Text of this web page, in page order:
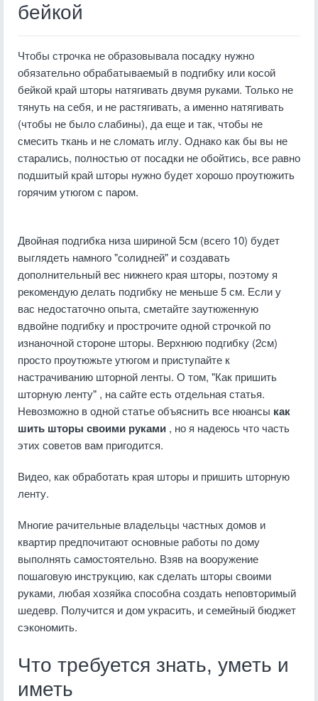
бейкой
Чтобы строчка не образовывала посадку нужно
обязательно обрабатываемый в подгибку или косой
бейкой край шторы натягивать двумя руками. Только не
тянуть на себя, и не растягивать, а именно натягивать
(чтобы не было слабины), да еще и так, чтобы не
смесить ткань и не сломать иглу. Однако как бы вы не
старались, полностью от посадки не обойтись, все равно
подшитый край шторы нужно будет хорошо проутюжить
горячим утюгом с паром.
Двойная подгибка низа шириной 5см (всего 10) будет
выглядеть намного "солидней" и создавать
дополнительный вес нижнего края шторы, поэтому я
рекомендую делать подгибку не меньше 5 см. Если у
вас недостаточно опыта, сметайте заутюженную
вдвойне подгибку и прострочите одной строчкой по
изнаночной стороне шторы. Верхнюю подгибку (2см)
просто проутюжьте утюгом и приступайте к
настрачиванию шторной ленты. О том, "Как пришить
шторную ленту" , на сайте есть отдельная статья.
Невозможно в одной статье объяснить все нюансы как
шить шторы своими руками , но я надеюсь что часть
этих советов вам пригодится.
Видео, как обработать края шторы и пришить шторную
ленту.
Многие рачительные владельцы частных домов и
квартир предпочитают основные работы по дому
выполнять самостоятельно. Взяв на вооружение
пошаговую инструкцию, как сделать шторы своими
руками, любая хозяйка способна создать неповторимый
шедевр. Получится и дом украсить, и семейный бюджет
сэкономить.
Что требуется знать, уметь и
иметь